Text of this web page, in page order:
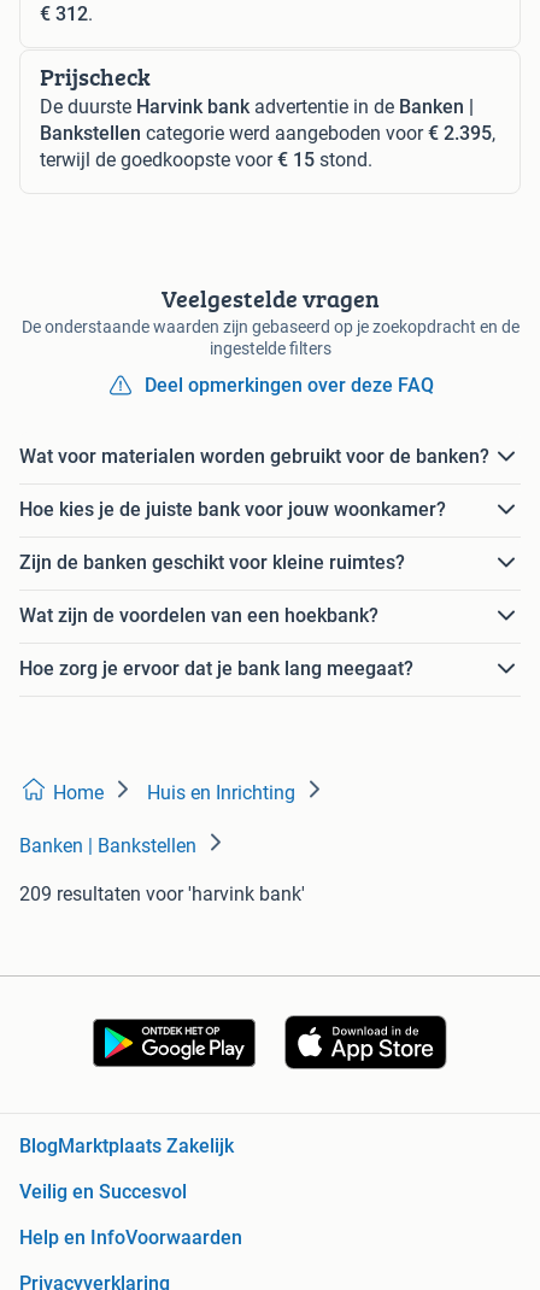
€ 312.
Prijscheck
De duurste Harvink bank advertentie in de Banken |
Bankstellen categorie werd aangeboden voor€ 2.395,
terwijl de goedkoopste voor€ 15 stond.
Veelgestelde vragen
De onderstaande waarden zijn gebaseerd op je zoekopdracht en de
ingestelde filters
Deel opmerkingen over deze FAQ
Wat voor materialen worden gebruikt voor de banken?
Hoe kies je de juiste bank voor jouw woonkamer?
Zijn de banken geschikt voor kleine ruimtes?
Wat zijn de voordelen van een hoekbank?
Hoe zorg je ervoor dat je bank lang meegaat?
Home Huis en Inrichting
Banken | Bankstellen
209 resultaten voor 'harvink bank'
BlogMarktplaats Zakelijk
Veilig en Succesvol
Help en InfoVoorwaarden
Privacyverklaring